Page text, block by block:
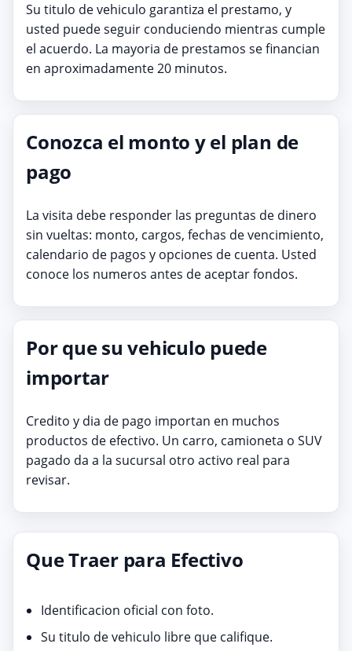
Su titulo de vehiculo garantiza el prestamo, y
usted puede seguir conduciendo mientras cumple
el acuerdo. La mayoria de prestamos se financian
en aproximadamente 20 minutos.
Conozca el monto y el plan de
pago
La visita debe responder las preguntas de dinero
sin vueltas: monto, cargos, fechas de vencimiento,
calendario de pagos y opciones de cuenta. Usted
conoce los numeros antes de aceptar fondos.
Por que su vehiculo puede
importar
Credito y dia de pago importan en muchos
productos de efectivo. Un carro, camioneta o SUV
pagado da a la sucursal otro activo real para
revisar.
Que Traer para Efectivo
Identificacion oficial con foto.
Su titulo de vehiculo libre que califique.